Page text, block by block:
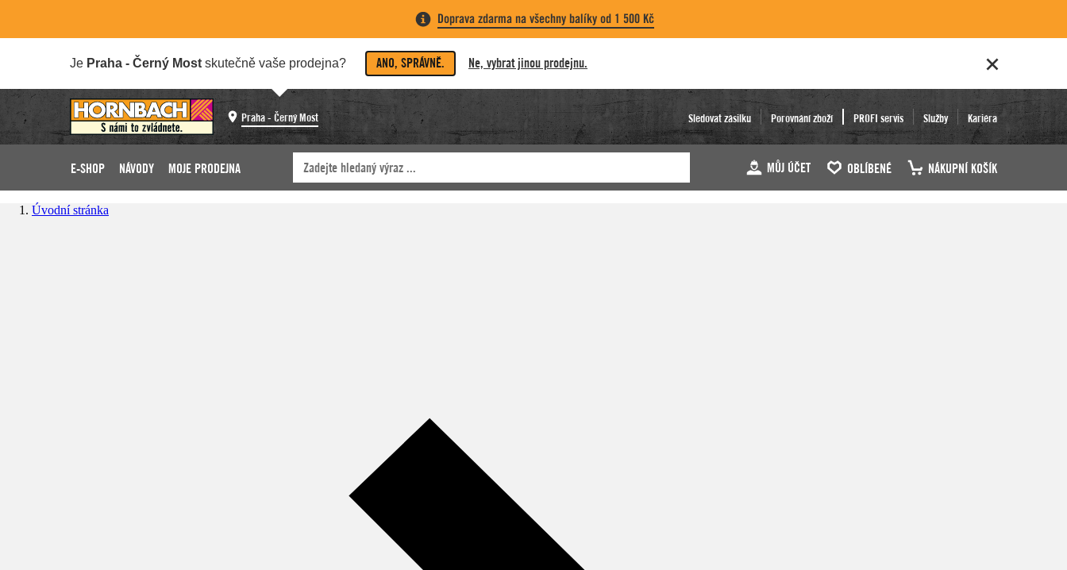
Doprava zdarma na všechny balíky od 1 500 Kč
Je Praha - Černý Most skutečně vaše prodejna? ANO, SPRÁVNĚ. Ne, vybrat jinou prodejnu.
Praha - Černý Most Sledovat zásilku Porovnání zboží PROFI servis Služby Kariéra
E-SHOP NÁVODY MOJE PRODEJNA MŮJ ÚČET OBLÍBENÉ NÁKUPNÍ KOŠÍK
Úvodní stránka